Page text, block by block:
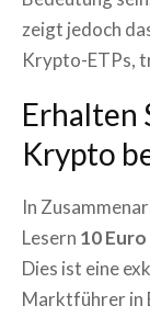
zeigt jedoch
Krypto-ETPs,
Erhalten
Krypto
In
Lesern 10
Dies ist eine
Marktführer in